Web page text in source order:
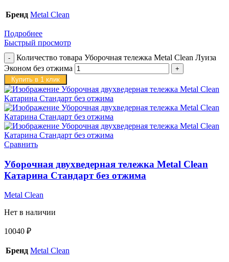
Бренд Metal Clean
Подробнее
Быстрый просмотр
Количество товара Уборочная тележка Metal Clean Луиза
Эконом без отжима
Купить в 1 клик
Сравнить
Уборочная двухведерная тележка Metal Clean
Катарина Стандарт без отжима
Metal Clean
Нет в наличии
10040 ₽
Бренд Metal Clean